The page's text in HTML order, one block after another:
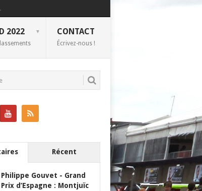
2022 CONTACT
Écrivez-nous !
Récent
Philippe Gouvet - Grand
Prix d’Espagne : Montjuïc